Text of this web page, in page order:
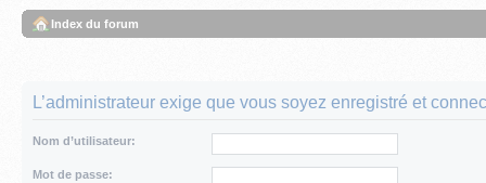
Index du forum
L’administrateur exige que vous soyez enregistré et
Nom d’utilisateur:
Mot de passe: